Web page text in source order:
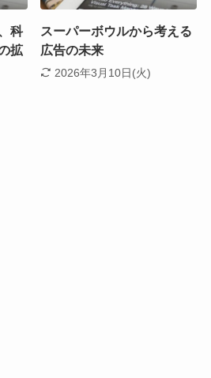
科
拡
スーパーボウルから考える
広告の未来
2026年3月10日(火)